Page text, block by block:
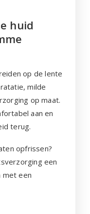
huid
op de lente
milde
op maat.
aan en
terug.
opfrissen?
een
met een